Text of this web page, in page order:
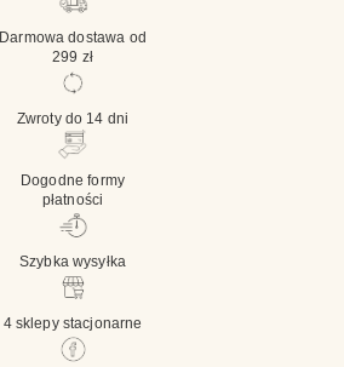
Darmowa dostawa od
299 zł
Zwroty do 14 dni
Dogodne formy
płatności
Szybka wysyłka
4 sklepy stacjonarne